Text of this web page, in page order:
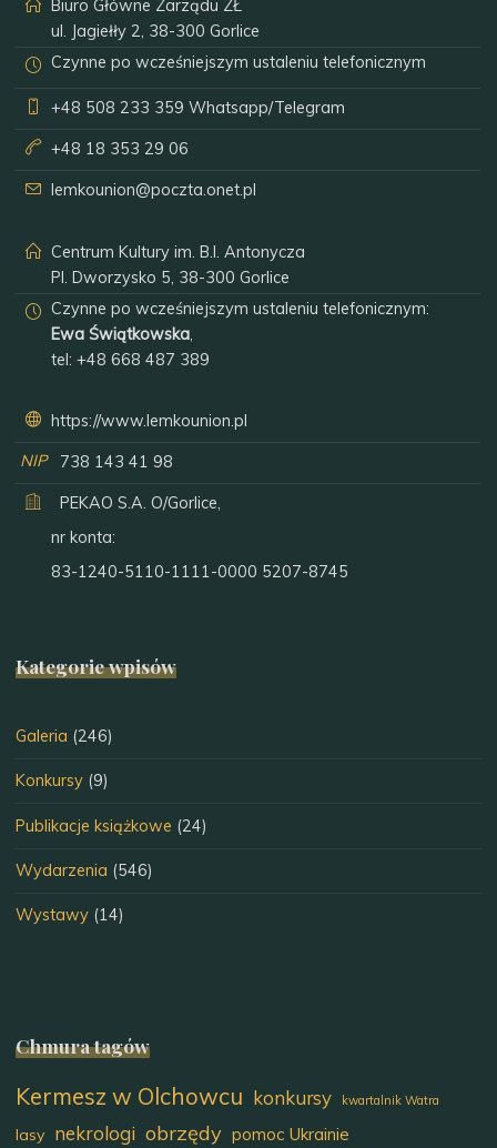
Biuro Główne Zarządu ZŁ
ul. Jagiełły 2, 38-300 Gorlice
Czynne po wcześniejszym ustaleniu telefonicznym
+48 508 233 359 Whatsapp/Telegram
+48 18 353 29 06
lemkounion@poczta.onet.pl
Centrum Kultury im. B.I. Antonycza
Pl. Dworzysko 5, 38-300 Gorlice
Czynne po wcześniejszym ustaleniu telefonicznym:
Ewa Świątkowska,
tel:+48 668 487 389
https://www.lemkounion.pl
NIP
738 143 41 98
PEKAO S.A. O/Gorlice,
nr konta:
83-1240-5110-1111-0000 5207-8745
Kategorie wpisów
Galeria (246)
Konkursy (9)
Publikacje książkowe (24)
Wydarzenia (546)
Wystawy (14)
Chmura tagów
Kermesz w Olchowcu konkursy kwartalnik Watra
lasy nekrologi obrzędy pomoc Ukrainie